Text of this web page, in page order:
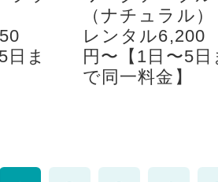
日ま
（ナチュラル）
レンタル6,200
円〜【1日〜5日
で同一料金】